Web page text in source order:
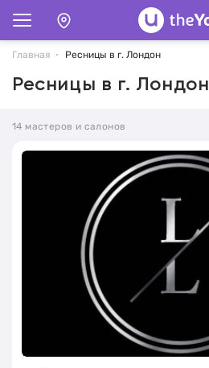
Главная Ресницы в г. Лондон
Ресницы в г. Лондон
14 мастеров и салонов